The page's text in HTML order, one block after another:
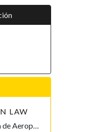
LAW
K-3, Carretera de Aeropuerto. Malabo, Bioko Norte , Guinea Ecuatorial